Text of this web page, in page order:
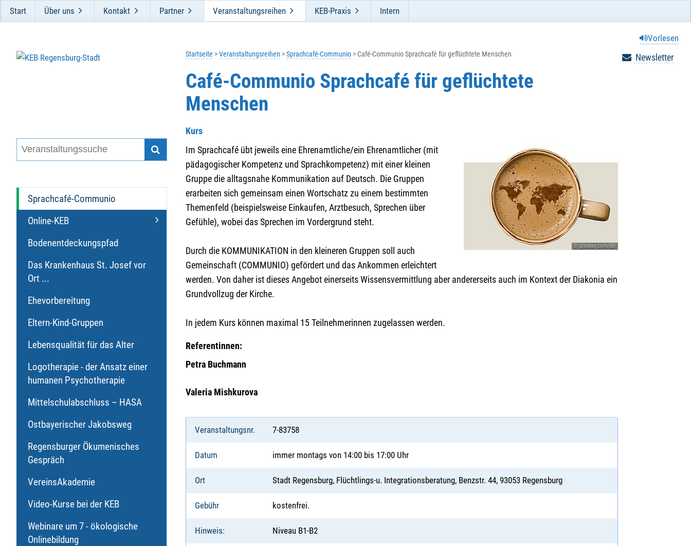
Start Über uns Kontakt Partner Veranstaltungsreihen KEB-Praxis Intern
Vorlesen
Newsletter
Sprachcafé-Communio
Online-KEB
Bodenentdeckungspfad
Das Krankenhaus St. Josef vor
Ort ...
Ehevorbereitung
Eltern-Kind-Gruppen
Lebensqualität für das Alter
Logotherapie - der Ansatz einer
humanen Psychotherapie
Mittelschulabschluss – HASA
Ostbayerischer Jakobsweg
Regensburger Ökumenisches
Gespräch
VereinsAkademie
Video-Kurse bei der KEB
Webinare um 7 - ökologische
Onlinebildung
Startseite Veranstaltungsreihen Sprachcafé-Communio Café-Communio Sprachcafé für geflüchtete Menschen
Café-Communio Sprachcafé für geflüchtete
Menschen
Kurs
© pixabay.com/de/
Im Sprachcafé übt jeweils eine Ehrenamtliche/ein Ehrenamtlicher (mit
pädagogischer Kompetenz und Sprachkompetenz) mit einer kleinen
Gruppe die alltagsnahe Kommunikation auf Deutsch. Die Gruppen
erarbeiten sich gemeinsam einen Wortschatz zu einem bestimmten
Themenfeld (beispielsweise Einkaufen, Arztbesuch, Sprechen über
Gefühle), wobei das Sprechen im Vordergrund steht.
Durch die KOMMUNIKATION in den kleineren Gruppen soll auch
Gemeinschaft (COMMUNIO) gefördert und das Ankommen erleichtert
werden. Von daher ist dieses Angebot einerseits Wissensvermittlung aber andererseits auch im Kontext der Diakonia ein
Grundvollzug der Kirche.
In jedem Kurs können maximal 15 Teilnehmerinnen zugelassen werden.
Referentinnen:
Petra Buchmann
Valeria Mishkurova
Veranstaltungsnr. 7-83758
Datum immer montags von 14:00 bis 17:00 Uhr
Ort Stadt Regensburg, Flüchtlings-u. Integrationsberatung, Benzstr. 44, 93053 Regensburg
Gebühr kostenfrei.
Hinweis: Niveau B1-B2